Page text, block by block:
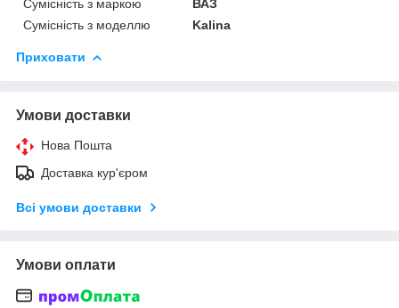
Сумісність з маркою
ВАЗ
Сумісність з моделлю
Kalina
Приховати
Умови доставки
Нова Пошта
Доставка кур'єром
Всі умови доставки
Умови оплати